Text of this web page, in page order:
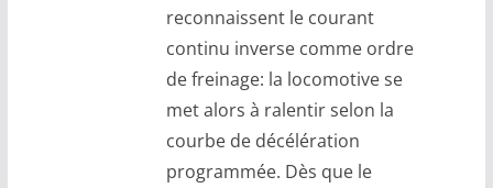
reconnaissent le courant
continu inverse comme ordre
de freinage: la locomotive se
met alors à ralentir selon la
courbe de décélération
programmée. Dès que le